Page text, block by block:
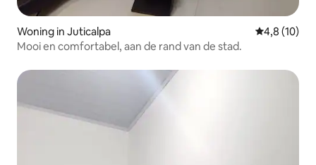
Woning in Juticalpa
4,8 (10)
Mooi en comfortabel, aan de rand van de stad.